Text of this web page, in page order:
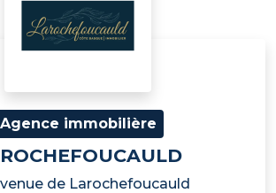
Agence immobilière
de Larochefoucauld